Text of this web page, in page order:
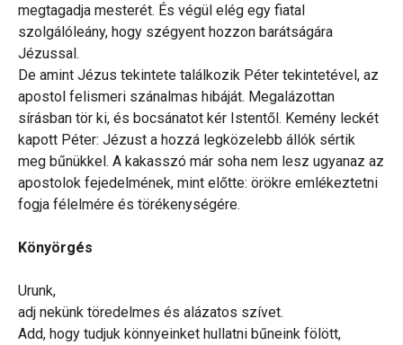
megtagadja mesterét. És végül elég egy fiatal
szolgálóleány, hogy szégyent hozzon barátságára
Jézussal.
De amint Jézus tekintete találkozik Péter tekintetével, az
apostol felismeri szánalmas hibáját. Megalázottan
sírásban tör ki, és bocsánatot kér Istentől. Kemény leckét
kapott Péter: Jézust a hozzá legközelebb állók sértik
meg bűnükkel. A kakasszó már soha nem lesz ugyanaz az
apostolok fejedelmének, mint előtte: örökre emlékeztetni
fogja félelmére és törékenységére.
Könyörgés
Urunk,
adj nekünk töredelmes és alázatos szívet.
Add, hogy tudjuk könnyeinket hullatni bűneink fölött,